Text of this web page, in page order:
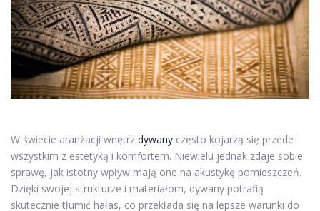
W świecie aranżacji wnętrz dywany często kojarzą się przede
wszystkim z estetyką i komfortem. Niewielu jednak zdaje sobie
sprawę, jak istotny wpływ mają one na akustykę pomieszczeń.
Dzięki swojej strukturze i materiałom, dywany potrafią
skutecznie tłumić hałas, co przekłada się na lepsze warunki do